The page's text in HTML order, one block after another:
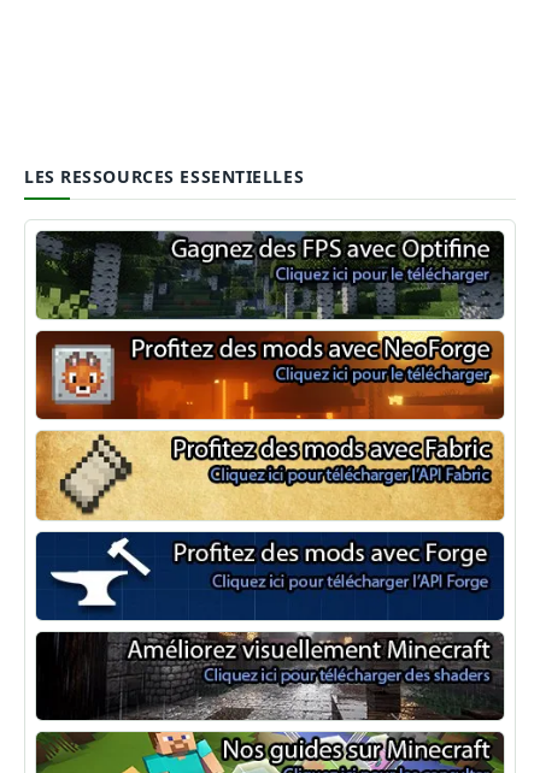
LES RESSOURCES ESSENTIELLES
Optifine
NeoForge
Minecraft Fabric
Minecraft Forge
Shaders Minecraft